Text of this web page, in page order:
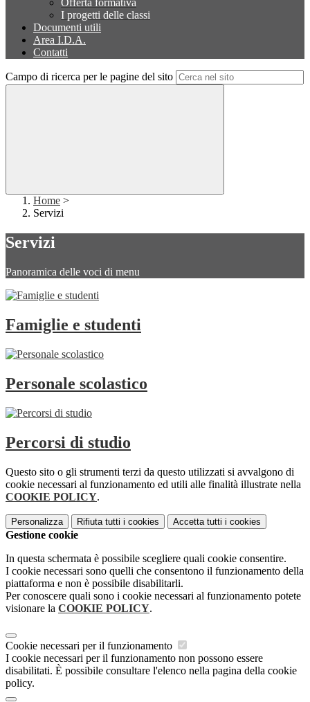
Offerta formativa
I progetti delle classi
Documenti utili
Area I.D.A.
Contatti
Campo di ricerca per le pagine del sito
Home >
Servizi
Servizi
Panoramica delle voci di menu
Famiglie e studenti
Personale scolastico
Percorsi di studio
Questo sito o gli strumenti terzi da questo utilizzati si avvalgono di
cookie necessari al funzionamento ed utili alle finalità illustrate nella
COOKIE POLICY.
Personalizza Rifiuta tutti i cookies Accetta tutti i cookies
Gestione cookie
In questa schermata è possibile scegliere quali cookie consentire.
I cookie necessari sono quelli che consentono il funzionamento della
piattaforma e non è possibile disabilitarli.
Per conoscere quali sono i cookie necessari al funzionamento potete
visionare la COOKIE POLICY.
Cookie necessari per il funzionamento
I cookie necessari per il funzionamento non possono essere
disabilitati. È possibile consultare l'elenco nella pagina della cookie
policy.